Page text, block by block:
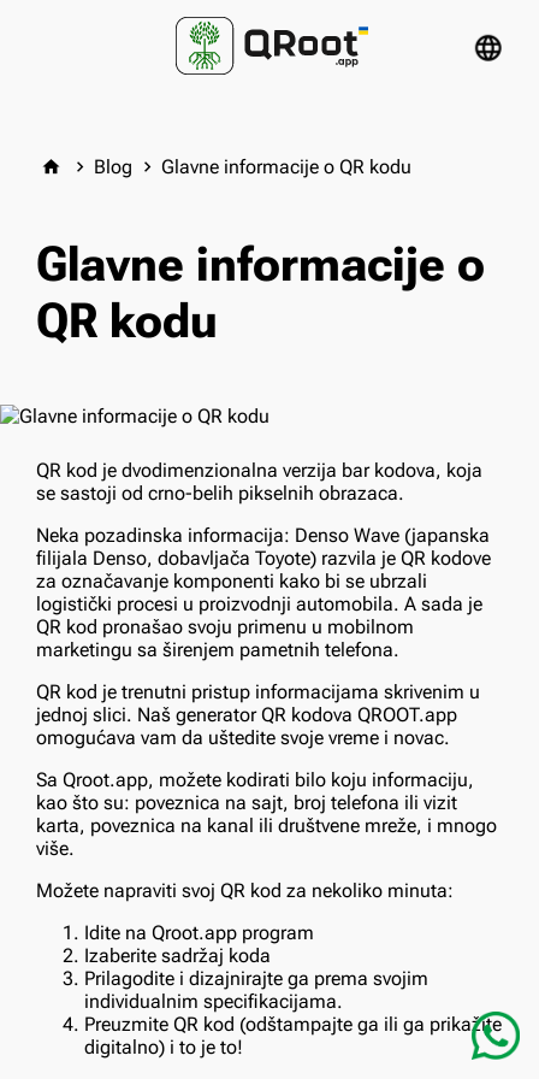
language
home keyboard_arrow_right Blog keyboard_arrow_right Glavne informacije o QR kodu
Glavne informacije o
QR kodu
QR kod je dvodimenzionalna verzija bar kodova, koja
se sastoji od crno-belih pikselnih obrazaca.
Neka pozadinska informacija: Denso Wave (japanska
filijala Denso, dobavljača Toyote) razvila je QR kodove
za označavanje komponenti kako bi se ubrzali
logistički procesi u proizvodnji automobila. A sada je
QR kod pronašao svoju primenu u mobilnom
marketingu sa širenjem pametnih telefona.
QR kod je trenutni pristup informacijama skrivenim u
jednoj slici. Naš generator QR kodova QROOT.app
omogućava vam da uštedite svoje vreme i novac.
Sa Qroot.app, možete kodirati bilo koju informaciju,
kao što su: poveznica na sajt, broj telefona ili vizit
karta, poveznica na kanal ili društvene mreže, i mnogo
više.
Možete napraviti svoj QR kod za nekoliko minuta:
Idite na Qroot.app program
Izaberite sadržaj koda
Prilagodite i dizajnirajte ga prema svojim
individualnim specifikacijama.
Preuzmite QR kod (odštampajte ga ili ga prikažite
digitalno) i to je to!